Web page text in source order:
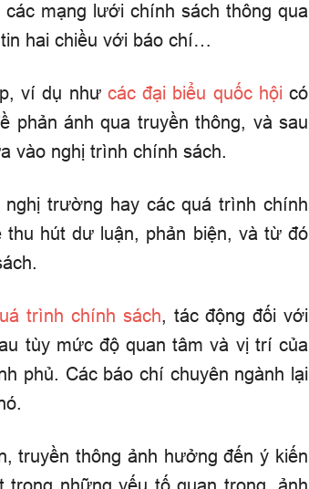
mạng lưới chính sách thông qua
hai chiều với báo chí…
ví dụ như các đại biểu quốc hội có
phản ánh qua truyền thông, và sau
vào nghị trình chính sách.
trường hay các quá trình chính
hút dư luận, phản biện, và từ đó
trình chính sách, tác động đối với
tùy mức độ quan tâm và vị trí của
phủ. Các báo chí chuyên ngành lại
truyền thông ảnh hưởng đến ý kiến